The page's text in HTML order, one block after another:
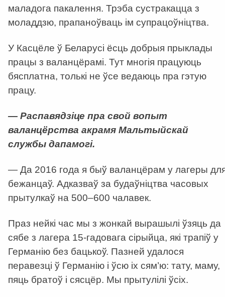
маладога пакалення. Трэба сустракацца з
моладдзю, прапаноўваць ім супрацоўніцтва.
У Касцёле ў Беларусі ёсць добрыя прыклады
працы з валанцёрамі. Тут многія працуюць
бясплатна, толькі не ўсе ведаюць пра гэтую
працу.
— Распавядзіце пра свой вопыт
валанцёрства акрамя Мальтыйскай
службы дапамогі.
— Да 2016 года я быў валанцёрам у лагеры
бежанцаў. Адказваў за будаўніцтва часовых
прытулкаў на 500–600 чалавек.
Праз нейкі час мы з жонкай вырашылі ўзяць да
сябе з лагера 15-гадовага сірыйца, які трапіў у
Германію без бацькоў. Пазней удалося
перавезці ў Германію і ўсю іх сям’ю: тату, маму,
пяць братоў і сясцёр. Мы прытулілі ўсіх.